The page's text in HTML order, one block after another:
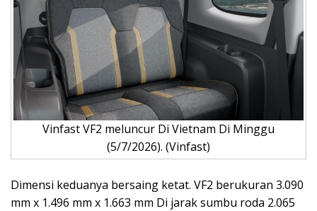
Vinfast VF2 meluncur Di Vietnam Di Minggu
(5/7/2026). (Vinfast)
Dimensi keduanya bersaing ketat. VF2 berukuran 3.090
mm x 1.496 mm x 1.663 mm Di jarak sumbu roda 2.065